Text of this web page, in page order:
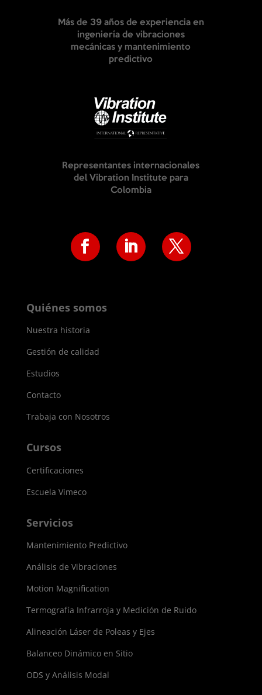
Más de 39 años de experiencia en
ingeniería de vibraciones
mecánicas y mantenimiento
predictivo
Representantes internacionales
del Vibration Institute para
Colombia
Quiénes somos
Nuestra historia
Gestión de calidad
Estudios
Contacto
Trabaja con Nosotros
Cursos
Certificaciones
Escuela Vimeco
Servicios
Mantenimiento Predictivo
Análisis de Vibraciones
Motion Magnification
Termografía Infrarroja y Medición de Ruido
Alineación Láser de Poleas y Ejes
Balanceo Dinámico en Sitio
ODS y Análisis Modal